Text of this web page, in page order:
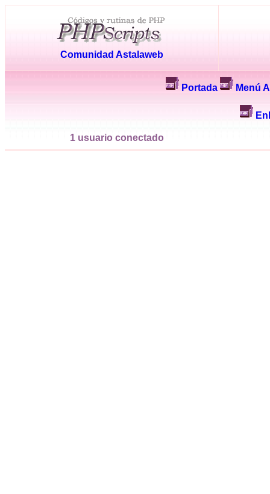
Comunidad Astalaweb
Portada Menú
1 usuario conectado